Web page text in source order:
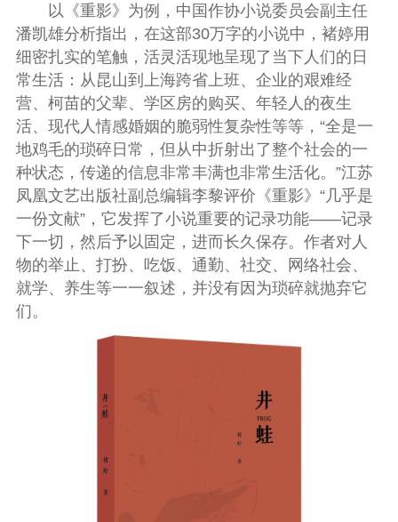
以《重影》为例，中国作协小说委员会副主任
潘凯雄分析指出，在这部30万字的小说中，褚婷用
细密扎实的笔触，活灵活现地呈现了当下人们的日
常生活：从昆山到上海跨省上班、企业的艰难经
营、柯苗的父辈、学区房的购买、年轻人的夜生
活、现代人情感婚姻的脆弱性复杂性等等，“全是一
地鸡毛的琐碎日常，但从中折射出了整个社会的一
种状态，传递的信息非常丰满也非常生活化。”江苏
凤凰文艺出版社副总编辑李黎评价《重影》“几乎是
一份文献”，它发挥了小说重要的记录功能——记录
下一切，然后予以固定，进而长久保存。作者对人
物的举止、打扮、吃饭、通勤、社交、网络社会、
就学、养生等一一叙述，并没有因为琐碎就抛弃它
们。